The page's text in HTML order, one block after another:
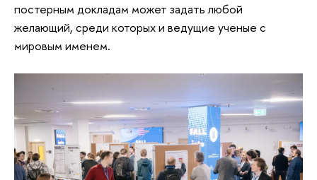
постерным докладам может задать любой
желающий, среди которых и ведущие ученые с
мировым именем.